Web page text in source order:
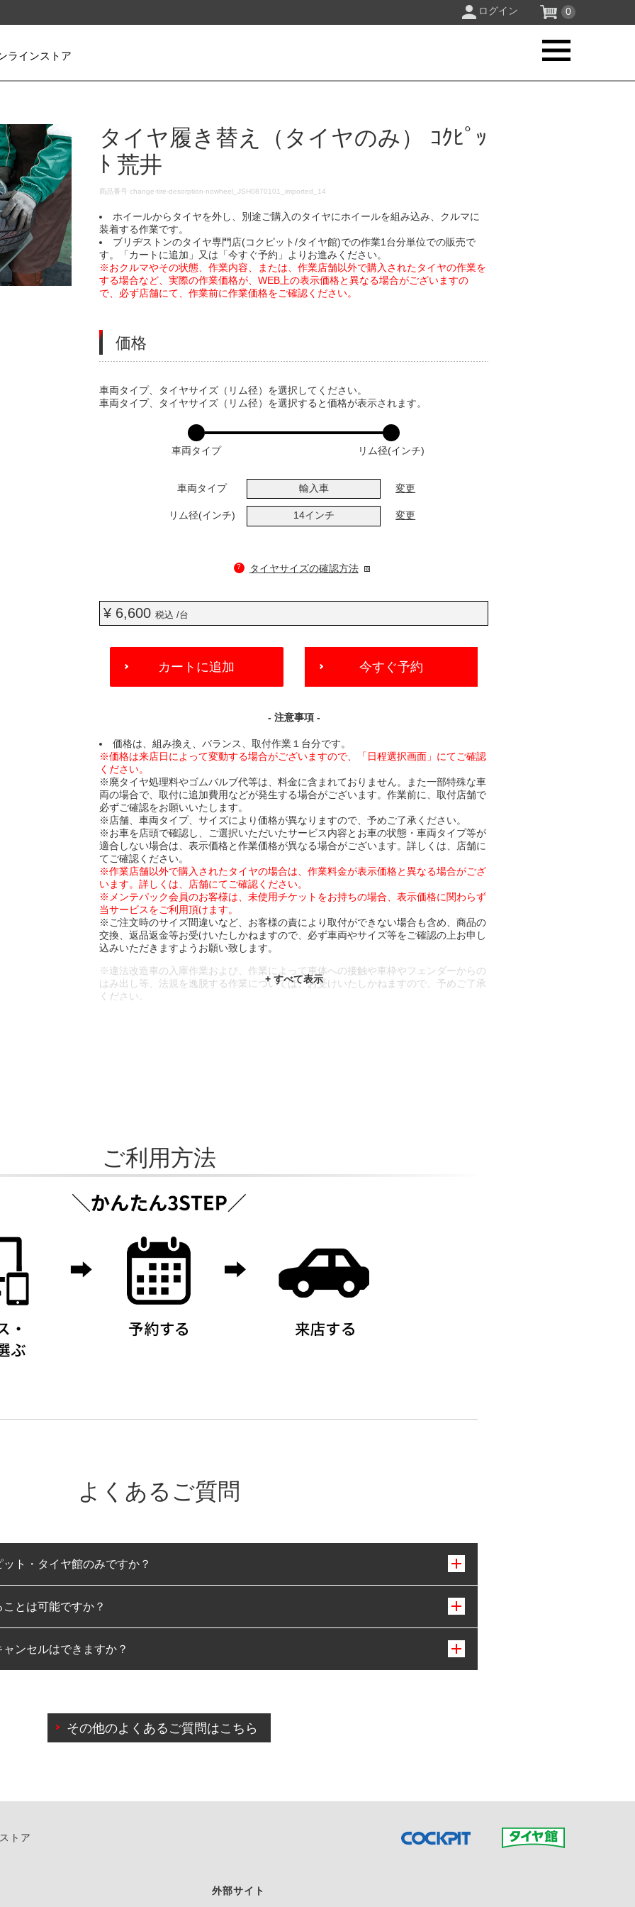
ログイン 0
ラインストア
タイヤ履き替え（タイヤのみ） ｺｸﾋﾟｯ
ﾄ 荒井
DETAILS
商品番号change-tire-desorption-nowheel_JSH0870101_imported_14
ホイールからタイヤを外し、別途ご購入のタイヤにホイールを組み込み、クルマに
装着する作業です。
ブリヂストンのタイヤ専門店(コクピット/タイヤ館)での作業1台分単位での販売で
す。「カートに追加」又は「今すぐ予約」よりお進みください。
※おクルマやその状態、作業内容、または、作業店舗以外で購入されたタイヤの作業を
する場合など、実際の作業価格が、WEB上の表示価格と異なる場合がございますの
で、必ず店舗にて、作業前に作業価格をご確認ください。
価格
VARIATIONS
車両タイプ、タイヤサイズ（リム径）を選択してください。
車両タイプ、タイヤサイズ（リム径）を選択すると価格が表示されます。
車両タイプ リム径(インチ)
車両タイプ 輸入車 変更
リム径(インチ) 14インチ 変更
? タイヤサイズの確認方法
¥ 6,600税込 /台
ADD
CART
カートに追加 今すぐ予約
- 注意事項 -
価格は、組み換え、バランス、取付作業１台分です。
※価格は来店日によって変動する場合がございますので、「日程選択画面」にてご確認
ください。
※廃タイヤ処理料やゴムバルブ代等は、料金に含まれておりません。また一部特殊な車
両の場合で、取付に追加費用などが発生する場合がございます。作業前に、取付店舗で
必ずご確認をお願いいたします。
※店舗、車両タイプ、サイズにより価格が異なりますので、予めご了承ください。
※お車を店頭で確認し、ご選択いただいたサービス内容とお車の状態・車両タイプ等が
適合しない場合は、表示価格と作業価格が異なる場合がございます。詳しくは、店舗に
てご確認ください。
※作業店舗以外で購入されたタイヤの場合は、作業料金が表示価格と異なる場合がござ
います。詳しくは、店舗にてご確認ください。
※メンテパック会員のお客様は、未使用チケットをお持ちの場合、表示価格に関わらず
当サービスをご利用頂けます。
※ご注文時のサイズ間違いなど、お客様の責により取付ができない場合も含め、商品の
交換、返品返金等お受けいたしかねますので、必ず車両やサイズ等をご確認の上お申し
込みいただきますようお願い致します。
※違法改造車の入庫作業および、作業によって車体への接触や車枠やフェンダーからの
はみ出し等、法規を逸脱する作業については、お受けいたしかねますので、予めご了承
ください。
ご利用方法
よくあるご質問
ト・タイヤ館のみですか？
みとなります。
とは可能ですか？
可能です。
ンセルはできますか？
によりご予約のキャンセルをご希望の際は、直接ご予約いただいた店舗へご連絡くださ
その他のよくあるご質問はこちら
トア
外部サイト